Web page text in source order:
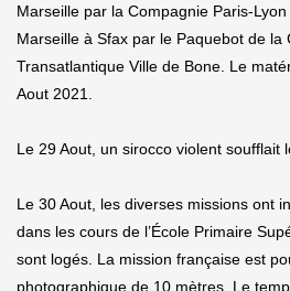
Marseille par la Compagnie Paris-
Marseille à Sfax par le Paquebot de la
Transatlantique Ville de Bone. Le
Aout 2021.
Le 29 Aout, un sirocco violent soufflait
Le 30 Aout, les diverses missions ont
dans les cours de l’École Primaire
sont logés. La mission française est
photographique de 10 mètres. Le